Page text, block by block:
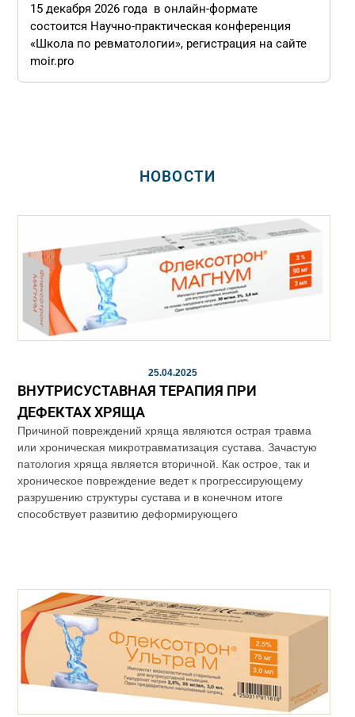
15 декабря 2026 года в онлайн-формате
состоится Научно-практическая конференция
«Школа по ревматологии», регистрация на сайте
moir.pro
НОВОСТИ
25.04.2025
ВНУТРИСУСТАВНАЯ ТЕРАПИЯ ПРИ
ДЕФЕКТАХ ХРЯЩА
Причиной повреждений хряща являются острая травма
или хроническая микротравматизация сустава. Зачастую
патология хряща является вторичной. Как острое, так и
хроническое повреждение ведет к прогрессирующему
разрушению структуры сустава и в конечном итоге
способствует развитию деформирующего